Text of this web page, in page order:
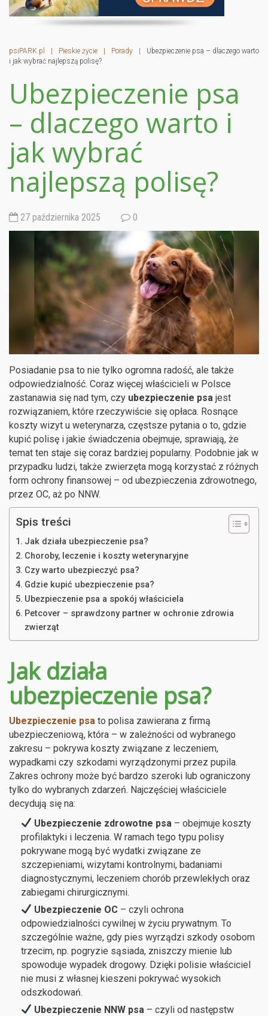
psiPARK.pl | Pieskie życie | Porady |
Ubezpieczenie psa – dlaczego warto
i jak wybrać najlepszą polisę?
Ubezpieczenie psa
– dlaczego warto i
jak wybrać
najlepszą polisę?
27 października 2025 0
Posiadanie psa to nie tylko ogromna radość, ale także
odpowiedzialność. Coraz więcej właścicieli w Polsce
zastanawia się nad tym, czy ubezpieczenie psa jest
rozwiązaniem, które rzeczywiście się opłaca. Rosnące
koszty wizyt u weterynarza, częstsze pytania o to, gdzie
kupić polisę i jakie świadczenia obejmuje, sprawiają, że
temat ten staje się coraz bardziej popularny. Podobnie jak w
przypadku ludzi, także zwierzęta mogą korzystać z różnych
form ochrony finansowej – od ubezpieczenia zdrowotnego,
przez OC, aż po NNW.
Spis treści
Jak działa ubezpieczenie psa?
Choroby, leczenie i koszty weterynaryjne
Czy warto ubezpieczyć psa?
Gdzie kupić ubezpieczenie psa?
Ubezpieczenie psa a spokój właściciela
Petcover – sprawdzony partner w ochronie zdrowia
zwierząt
Jak działa
ubezpieczenie psa?
Ubezpieczenie psa to polisa zawierana z firmą
ubezpieczeniową, która – w zależności od wybranego
zakresu – pokrywa koszty związane z leczeniem,
wypadkami czy szkodami wyrządzonymi przez pupila.
Zakres ochrony może być bardzo szeroki lub ograniczony
tylko do wybranych zdarzeń. Najczęściej właściciele
decydują się na:
Ubezpieczenie zdrowotne psa – obejmuje koszty
profilaktyki i leczenia. W ramach tego typu polisy
pokrywane mogą być wydatki związane ze
szczepieniami, wizytami kontrolnymi, badaniami
diagnostycznymi, leczeniem chorób przewlekłych oraz
zabiegami chirurgicznymi.
Ubezpieczenie OC – czyli ochrona
odpowiedzialności cywilnej w życiu prywatnym. To
szczególnie ważne, gdy pies wyrządzi szkody osobom
trzecim, np. pogryzie sąsiada, zniszczy mienie lub
spowoduje wypadek drogowy. Dzięki polisie właściciel
nie musi z własnej kieszeni pokrywać wysokich
odszkodowań.
Ubezpieczenie NNW psa – czyli od następstw